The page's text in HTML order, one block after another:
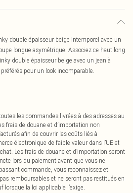
double épaisseur beige intemporel avec un
longue asymétrique. Associez ce haut long
double épaisseur beige avec un jean à
pour un look incomparable.
les commandes livrées à des adresses au
frais de douane et d’importation non
afin de couvrir les coûts liés à
électronique de faible valeur dans l’UE et
Les frais de douane et d’importation seront
lors du paiement avant que vous ne
commande, vous reconnaissez et
remboursables et ne seront pas restitués en
lorsque la loi applicable l’exige.